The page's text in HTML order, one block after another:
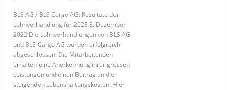
BLS AG / BLS Cargo AG: Resultate der
Lohnverhandlung für 2023 8. Dezember
2022 Die Lohnverhandlungen von BLS AG
und BLS Cargo AG wurden erfolgreich
abgeschlossen. Die Mitarbeitenden
erhalten eine Anerkennung ihrer grossen
Leistungen und einen Beitrag an die
steigenden Lebenshaltungskosten. Hier